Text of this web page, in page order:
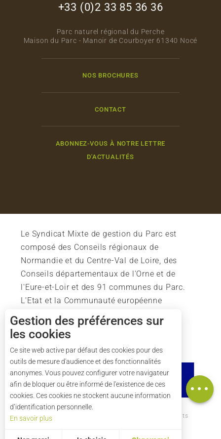
Description
Carte
+33 (0)2 33 85 36 36
Parc naturel régional du Perche
Maison du Parc - Manoir de Courboyer 61340 Nocé
NOS BROCHURES
CONTACT
ABONNEZ-VOUS À NOTRE LETTRE
D'ACTUALITÉS
Le Syndicat Mixte de gestion du Parc est
composé des Conseils régionaux de
Normandie et du Centre-Val de Loire, des
Conseils départementaux de l'Orne et de
l'Eure-et-Loir et des 91 communes du Parc.
L'Etat et la Communauté européenne
soutiennent également l'action du Parc.
Comment venir ? Crédits
Plan du site
Gestion des préférences sur
les cookies
Ce site web active par défaut des cookies pour des
outils de mesure d'audience et des fonctionnalités
anonymes. Vous pouvez configurer votre navigateur
afin de bloquer ou être informé de l'existence de ces
cookies. Ces cookies ne stockent aucune information
d’identification personnelle.
En savoir plus